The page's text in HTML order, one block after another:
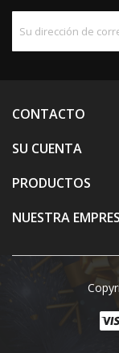
CONTACTO
SU CUENTA
PRODUCTOS
NUESTRA